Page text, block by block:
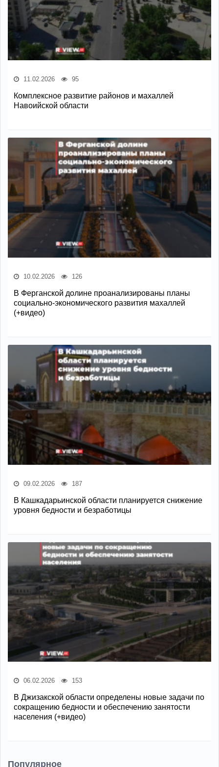
11.02.2026 95
Комплексное развитие районов и махаллей
Навоийской области
10.02.2026 126
В Ферганской долине проанализированы планы
социально-экономического развития махаллей
(+видео)
09.02.2026 187
В Кашкадарьинской области планируется снижение
уровня бедности и безработицы
06.02.2026 153
В Джизакской области определены новые задачи по
сокращению бедности и обеспечению занятости
населения (+видео)
Популярное